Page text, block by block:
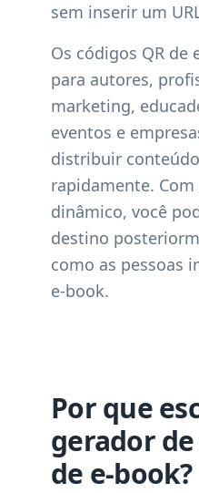
sem inserir um
Os códigos QR de
para autores,
marketing,
eventos e
distribuir
rapidamente.
dinâmico, você
destino
como as pessoas
e-book.
Por que
gerador
de e-book?